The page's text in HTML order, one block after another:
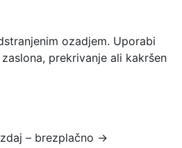
ozadjem. Uporabi
prekrivanje ali kakršen
– brezplačno →